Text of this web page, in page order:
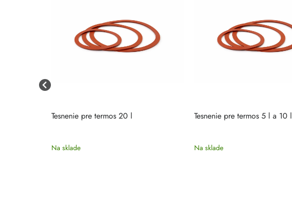
Tesnenie pre termos 20 l
Na sklade
Tesnenie pre termos 5 l a 10 l
Na sklade